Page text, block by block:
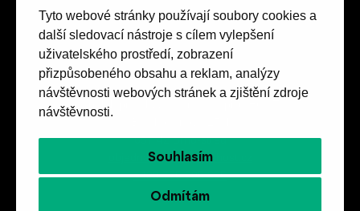
Tyto webové stránky používají soubory cookies a
další sledovací nástroje s cílem vylepšení
uživatelského prostředí, zobrazení
přizpůsobeného obsahu a reklam, analýzy
návštěvnosti webových stránek a zjištění zdroje
návštěvnosti.
Souhlasím
Odmítám
Spolek přátel vydávání
657 42 Brno-střed
objednavky@casopishost.cz
+420 775 995 695